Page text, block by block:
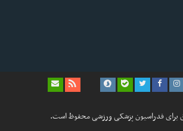
برای فدراسیون پزشکی ورزشی محفوظ است.